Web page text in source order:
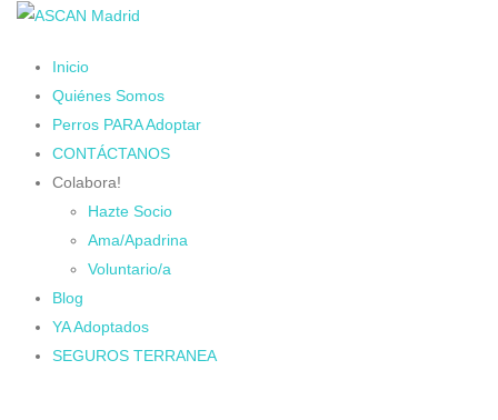
Inicio
Quiénes Somos
Perros PARA Adoptar
CONTÁCTANOS
Colabora!
Hazte Socio
Ama/Apadrina
Voluntario/a
Blog
YA Adoptados
SEGUROS TERRANEA